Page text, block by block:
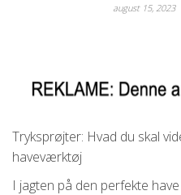
august 15, 2023
Tryksprøjter: Hvad du skal
haveværktøj
I jagten på den perfekte